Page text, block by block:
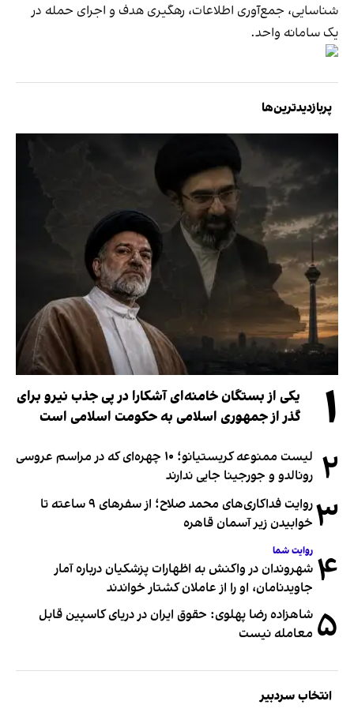
شناسایی، جمع‌آوری اطلاعات، رهگیری هدف و اجرای حمله در
یک سامانه واحد.
پربازدیدترین‌ها
۱
یکی از بستگان خامنه‌ای آشکارا در پی جذب نیرو برای
گذر از جمهوری اسلامی به حکومت اسلامی است
۲
لیست ممنوعه کریستیانو؛ ۱۰ چهره‌ای که در مراسم عروسی
رونالدو و جورجینا جایی ندارند
۳
روایت فداکاری‌های محمد صلاح؛ از سفرهای ۹ ساعته تا
خوابیدن زیر آسمان قاهره
۴ روایت شما
شهروندان در واکنش به اظهارات پزشکیان درباره آمار
جاویدنامان، او را از عاملان کشتار خواندند
۵ شاهزاده رضا پهلوی: حقوق ایران در دریای کاسپین قابل
معامله نیست
انتخاب سردبیر